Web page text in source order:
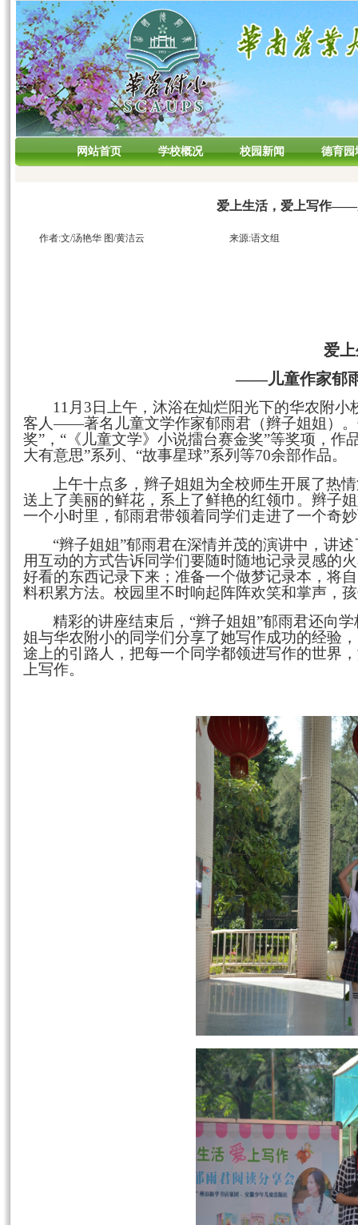
网站首页 学校概况 校园新闻 德育园
爱上生活，爱上写作――
作者:文/汤艳华 图/黄洁云 来源:语文组
爱
――儿童作家郁
11 月 3 日上午，沐浴在灿烂阳光下的华农附
客人――著名儿童文学作家郁雨君（辫子姐姐）
奖” ， “ 《儿童文学》小说擂台赛金奖”等奖项，作
大有意思”系列、 “故事星球”系列等70余部作品。
上午十点多，辫子姐姐为全校师生开展了热
送上了美丽的鲜花，系上了鲜艳的红领巾。辫子
一个小时里，郁雨君带领着同学们走进了一个奇
“辫子姐姐”郁雨君在深情并茂的演讲中，讲
用互动的方式告诉同学们要随时随地记录灵感的
好看的东西记录下来；准备一个做梦记录本，将
料积累方法。校园里不时响起阵阵欢笑和掌声，
精彩的讲座结束后， “辫子姐姐”郁雨君还向
姐与华农附小的同学们分享了她写作成功的经验
途上的引路人，把每一个同学都领进写作的世界
上写作。